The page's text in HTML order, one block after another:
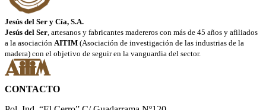
Jesús del Ser y Cía, S.A.
Jesús del Ser , artesanos y fabricantes madereros con más de 45 años y afiliados
a la asociación AITIM (Asociación de investigación de las industrias de la
madera) con el objetivo de seguir en la vanguardia del sector.
CONTACTO